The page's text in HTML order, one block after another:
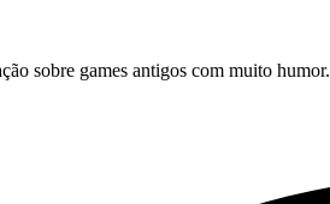
sobre games antigos com muito humor.